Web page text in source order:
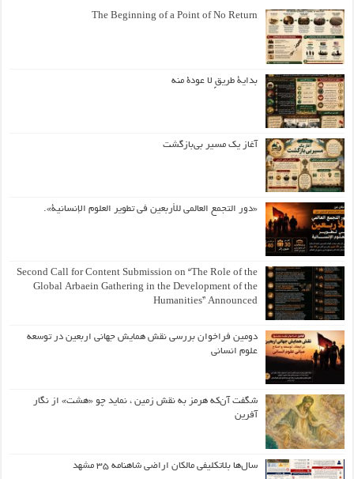
The Beginning of a Point of No Return
بداية طريقٍ لا عودة منه
آغاز یک مسیر بی‌بازگشت
«دور التجمع العالمي للأربعين في تطوير العلوم الإنسانية».
Second Call for Content Submission on “The Role of the
Global Arbaein Gathering in the Development of the
Humanities” Announced
دومین فراخوان بررسی نقش همایش جهانی اربعین در توسعه
علوم انسانی
شگفت آن‌که هرمز به نقش زمین ، نماید چو «هشت» از نگار
آفرین
سال‌ها بلاتکلیفی مالکان اراضی شاهنامه ۳۵ مشهد